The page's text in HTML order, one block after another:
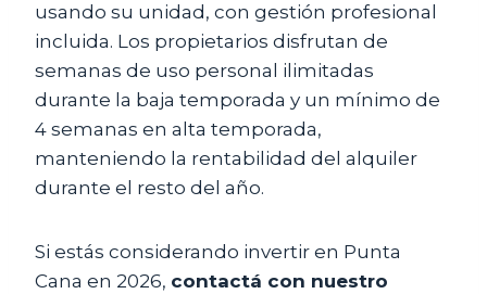
usando su unidad, con gestión profesional
incluida. Los propietarios disfrutan de
semanas de uso personal ilimitadas
durante la baja temporada y un mínimo de
4 semanas en alta temporada,
manteniendo la rentabilidad del alquiler
durante el resto del año.
Si estás considerando invertir en Punta
Cana en 2026, contactá con nuestro